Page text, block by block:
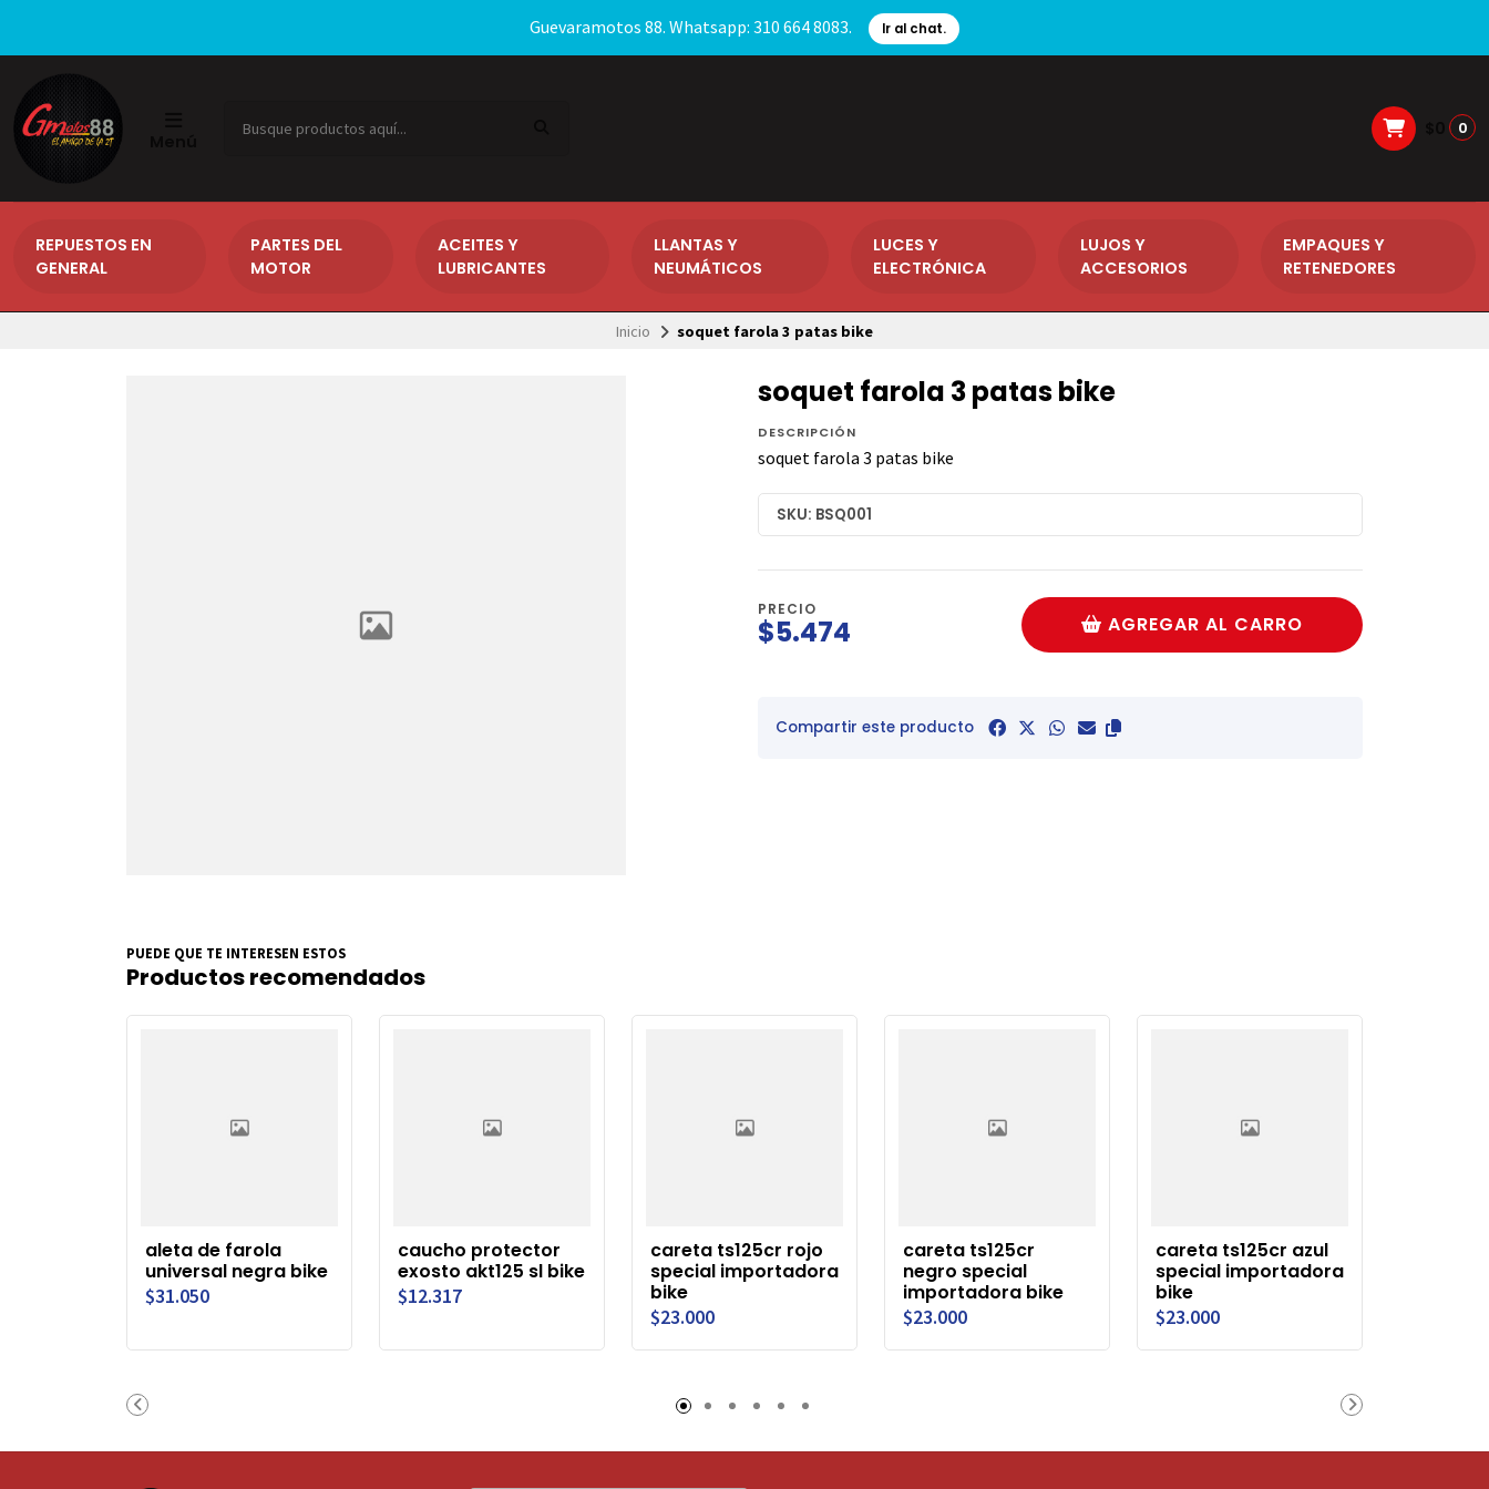
Guevaramotos 88. Whatsapp: 310 664 8083. Ir al chat.
0
REPUESTOS EN
GENERAL
PARTES DEL
MOTOR
ACEITES Y
LUBRICANTES
LLANTAS Y
NEUMÁTICOS
LUCES Y
ELECTRÓNICA
LUJOS Y
ACCESORIOS
EMPAQUES Y
RETENEDORES
Inicio soquet farola 3 patas bike
soquet farola 3 patas bike
DESCRIPCIÓN
soquet farola 3 patas bike
SKU: BSQ001
PRECIO
$5.474 AGREGAR AL CARRO
Compartir este producto
PUEDE QUE TE INTERESEN ESTOS
Productos recomendados
aleta de farola
universal negra bike
$31.050
caucho protector
exosto akt125 sl bike
$12.317
careta ts125cr rojo
special importadora
bike
$23.000
careta ts125cr
negro special
importadora bike
$23.000
careta ts125cr azul
special importadora
bike
$23.000